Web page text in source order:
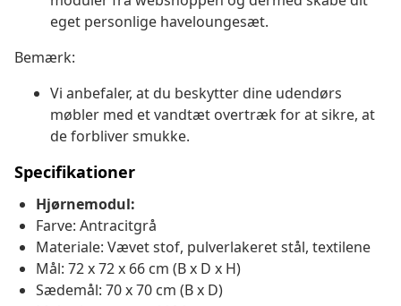
eget personlige haveloungesæt.
Bemærk:
Vi anbefaler, at du beskytter dine udendørs
møbler med et vandtæt overtræk for at sikre, at
de forbliver smukke.
Specifikationer
Hjørnemodul:
Farve: Antracitgrå
Materiale: Vævet stof, pulverlakeret stål, textilene
Mål: 72 x 72 x 66 cm (B x D x H)
Sædemål: 70 x 70 cm (B x D)